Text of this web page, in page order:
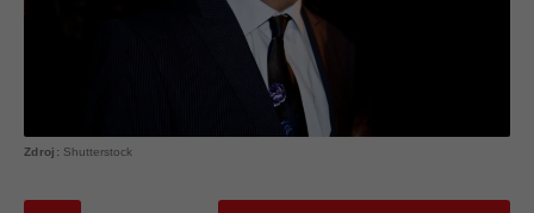
Shutterstock